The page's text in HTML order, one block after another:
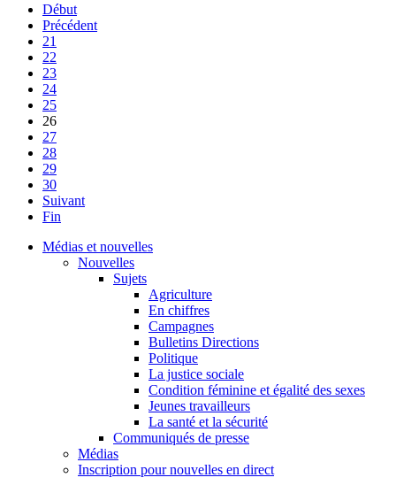
Début
Précédent
21
22
23
24
25
26
27
28
29
30
Suivant
Fin
Médias et nouvelles
Nouvelles
Sujets
Agriculture
En chiffres
Campagnes
Bulletins Directions
Politique
La justice sociale
Condition féminine et égalité des sexes
Jeunes travailleurs
La santé et la sécurité
Communiqués de presse
Médias
Inscription pour nouvelles en direct